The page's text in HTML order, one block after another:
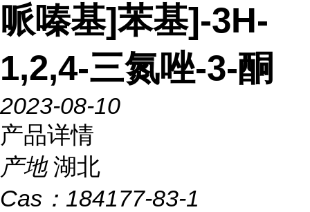
哌嗪基]苯基]-3H-
1,2,4-三氮唑-3-酮
2023-08-10
产品详情
产地 湖北
Cas： 184177-83-1